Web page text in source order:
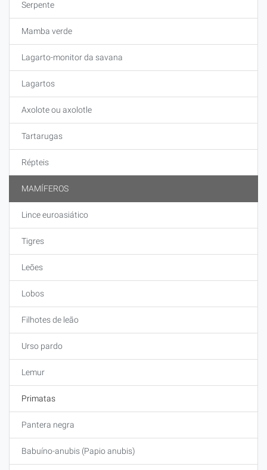
Serpente
Mamba verde
Lagarto-monitor da savana
Lagartos
Axolote ou axolotle
Tartarugas
Répteis
MAMÍFEROS
Lince euroasiático
Tigres
Leões
Lobos
Filhotes de leão
Urso pardo
Lemur
Primatas
Pantera negra
Babuíno-anubis (Papio anubis)